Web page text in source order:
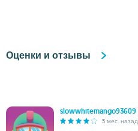
Оценки и отзывы
slowwhitemango93609
5 мес. назад